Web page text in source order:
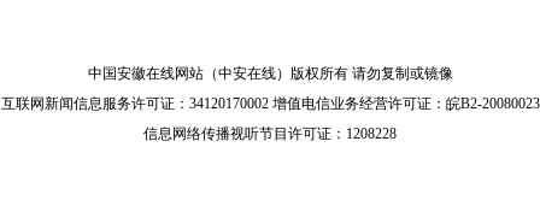
中国安徽在线网站（中安在线）版权所有 请勿复制或镜像
互联网新闻信息服务许可证：34120170002 增值电信业务经营许可证：皖B2-20080023
信息网络传播视听节目许可证：1208228